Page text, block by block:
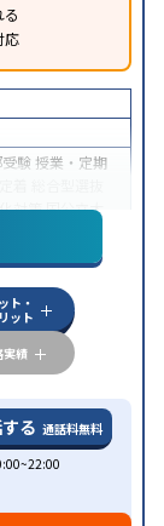
応
験 授業・定期
着
対策国公立大
英語・英会話特化
不登校生に対
能季節講習の
ト・
ット
実績
る 通話料無料